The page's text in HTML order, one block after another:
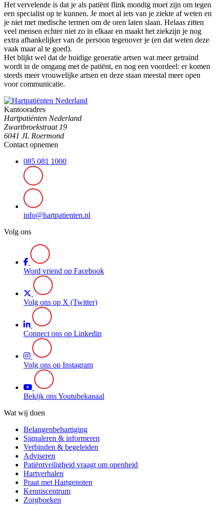
Het vervelende is dat je als patiënt flink mondig moet zijn om tegen
een specialist op te kunnen. Je moet al iets van je ziekte af weten en
je niet met medische termen om de oren laten slaan. Helaas zitten
veel mensen echter niet zo in elkaar en maakt het ziekzijn je nog
extra afhankelijker van de persoon tegenover je (en dat weten deze
vaak maar al te goed).
Het blijkt wel dat de huidige generatie artsen wat meer getraind
wordt in de omgang met de patiënt, en nog een voordeel: er komen
steeds meer vrouwelijke artsen en deze staan meestal meer open
voor communicatie.
Kantooradres
Hartpatiënten Nederland
Zwartbroekstraat 19
6041 JL Roermond
Contact opnemen
085 081 1000
info@hartpatienten.nl
Volg ons
Word vriend op Facebook
Volg ons op X (Twitter)
Connect ons op Linkedin
Volg ons op Instagram
Bekijk ons Youtubekanaal
Wat wij doen
Belangenbehartiging
Signaleren & informeren
Verbinden & begeleiden
Adviseren
Patiëntveiligheid vraagt om openheid
Hartverhalen
Praat met Hartgenoten
Kenniscentrum
Zorgboeken